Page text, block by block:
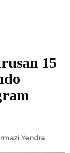
15
Yendra